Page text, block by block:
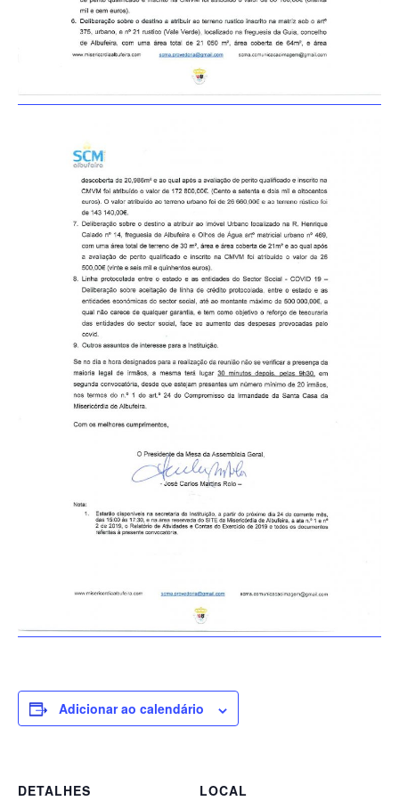
Adicionar ao calendário
DETALHES
LOCAL